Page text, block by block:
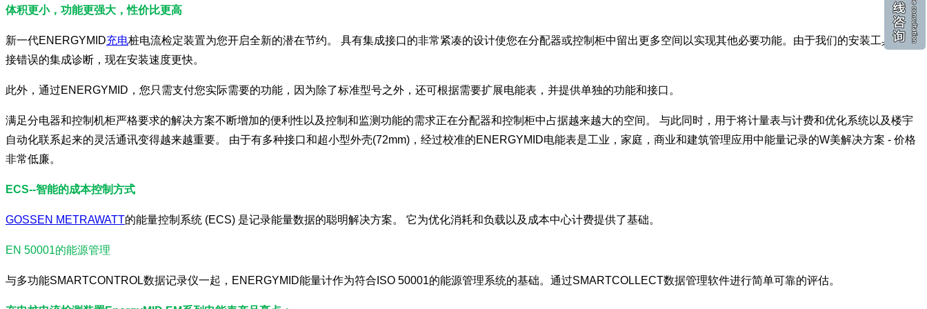
体积更小，功能更强大，性价比更高
新一代ENERGYMID充电桩电流检定装置为您开启全新的潜在节约。 具有集成接口的非常紧凑的设计使您在分配器或控制柜中留出更多空间以实现其他必要功能。由于我们的安装工具和连
接错误的集成诊断，现在安装速度更快。
此外，通过ENERGYMID，您只需支付您实际需要的功能，因为除了标准型号之外，还可根据需要扩展电能表，并提供单独的功能和接口。
满足分电器和控制机柜严格要求的解决方案不断增加的便利性以及控制和监测功能的需求正在分配器和控制柜中占据越来越大的空间。 与此同时，用于将计量表与计费和优化系统以及楼宇
自动化联系起来的灵活通讯变得越来越重要。 由于有多种接口和超小型外壳(72mm)，经过校准的ENERGYMID电能表是工业，家庭，商业和建筑管理应用中能量记录的W美解决方案 - 价格
非常低廉。
ECS--智能的成本控制方式
GOSSEN METRAWATT的能量控制系统 (ECS) 是记录能量数据的聪明解决方案。 它为优化消耗和负载以及成本中心计费提供了基础。
EN 50001的能源管理
与多功能SMARTCONTROL数据记录仪一起，ENERGYMID能量计作为符合ISO 50001的能源管理系统的基础。通过SMARTCOLLECT数据管理软件进行简单可靠的评估。